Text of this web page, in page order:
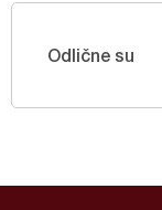
Odlične su